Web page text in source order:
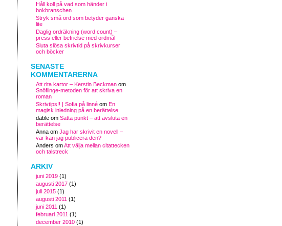
Håll koll på vad som händer i
bokbranschen
Stryk små ord som betyder ganska
lite
Daglig ordräkning (word count) –
press eller befrielse med ordmål
Sluta slösa skrivtid på skrivkurser
och böcker
SENASTE
KOMMENTARERNA
Att rita kartor – Kerstin Beckman om
Snöflinge-metoden för att skriva en
roman
Skrivtips!! | Sofia på linné om En
magisk inledning på en berättelse
dable om Sätta punkt – att avsluta en
berättelse
Anna om Jag har skrivit en novell –
var kan jag publicera den?
Anders omAtt välja mellan citattecken
och talstreck
ARKIV
juni 2019 (1)
augusti 2017 (1)
juli 2015 (1)
augusti 2011 (1)
juni 2011 (1)
februari 2011 (1)
december 2010 (1)